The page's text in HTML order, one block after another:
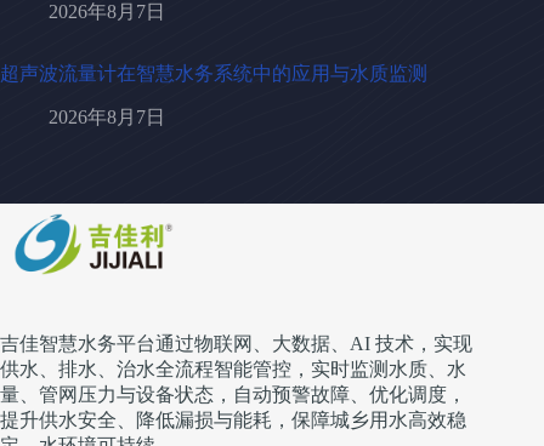
2026年8月7日
超声波流量计在智慧水务系统中的应用与水质监测
2026年8月7日
吉佳智慧水务平台通过物联网、大数据、AI 技术，实现
供水、排水、治水全流程智能管控，实时监测水质、水
量、管网压力与设备状态，自动预警故障、优化调度，
提升供水安全、降低漏损与能耗，保障城乡用水高效稳